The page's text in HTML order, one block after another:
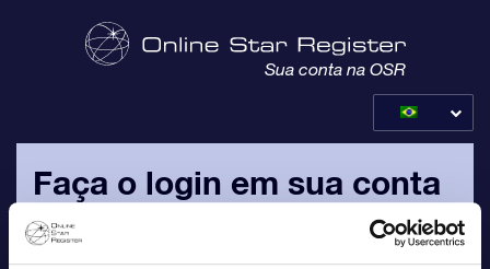
Sua conta na OSR
Faça o login em sua conta
da OSR